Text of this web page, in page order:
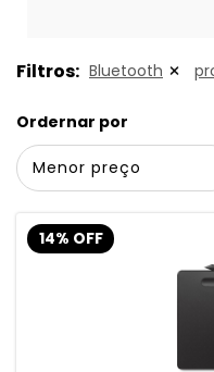
Filtros: Bluetooth
Ordernar por
14% OFF